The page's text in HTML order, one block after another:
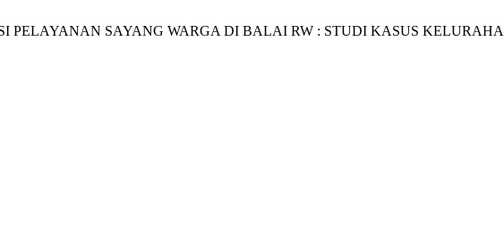
PELAYANAN SAYANG WARGA DI BALAI RW : STUDI KASUS